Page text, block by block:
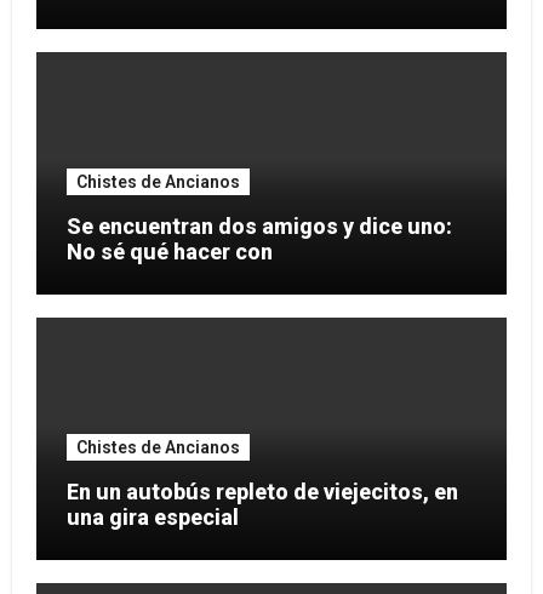
Chistes de Ancianos
Se encuentran dos amigos y dice uno:
No sé qué hacer con
Chistes de Ancianos
En un autobús repleto de viejecitos, en
una gira especial